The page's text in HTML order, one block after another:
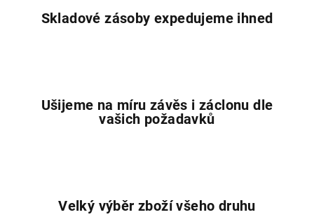
Skladové zásoby expedujeme ihned
Ušijeme na míru závěs i záclonu dle
vašich požadavků
Velký výběr zboží všeho druhu